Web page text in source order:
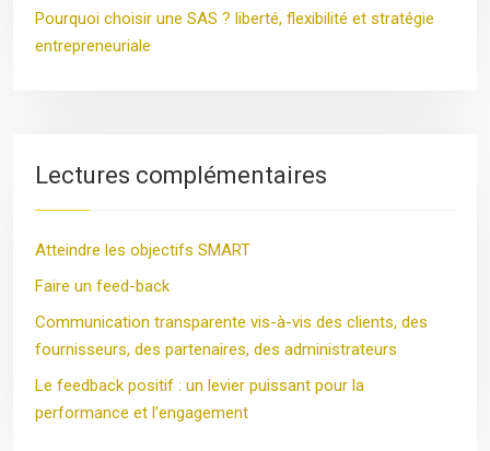
Pourquoi choisir une SAS ? liberté, flexibilité et stratégie
entrepreneuriale
Lectures complémentaires
Atteindre les objectifs SMART
Faire un feed-back
Communication transparente vis-à-vis des clients, des
fournisseurs, des partenaires, des administrateurs
Le feedback positif : un levier puissant pour la
performance et l’engagement